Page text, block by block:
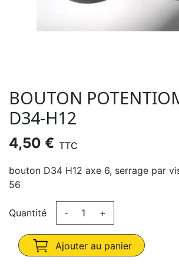
BOUTON
D34-H12
4,50 € TTC
bouton D34 H12 axe 6, serrage par
56
Quantité - +
Ajouter au panier